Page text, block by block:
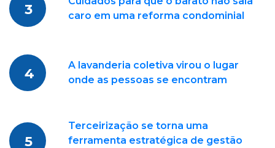
3
caro em uma reforma condominial
4
A lavanderia coletiva virou o lugar
onde as pessoas se encontram
5
Terceirização se torna uma
ferramenta estratégica de gestão